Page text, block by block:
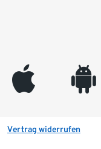
appleinc android
Vertrag widerrufen